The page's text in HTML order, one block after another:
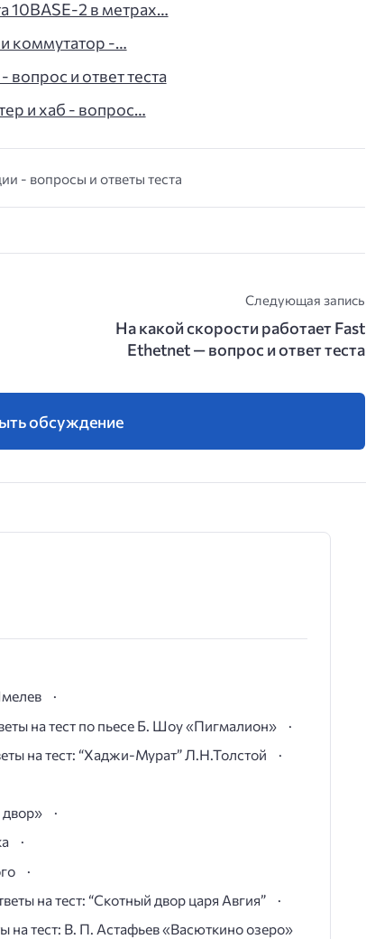
10BASE-2 в метрах…
коммутатор -…
вопрос и ответ теста
и хаб - вопрос…
- вопросы и ответы теста
Следующая запись
На какой скорости работает Fast
Ethetnet — вопрос и ответ теста
обсуждение
на тест по пьесе Б. Шоу «Пигмалион»
на тест: “Хаджи-Мурат” Л.Н.Толстой
на тест: “Скотный двор царя Авгия”
на тест: В. П. Астафьев «Васюткино озеро»